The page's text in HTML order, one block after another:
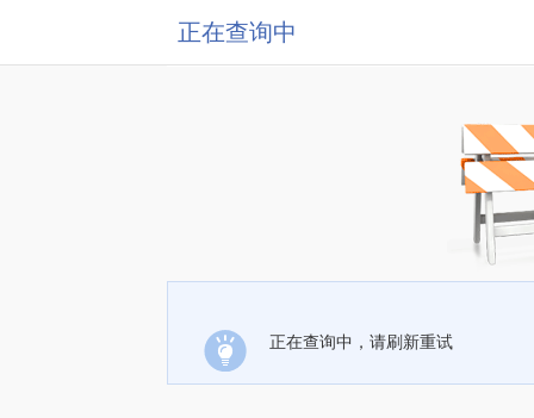
正在查询中
正在查询中，请刷新重试